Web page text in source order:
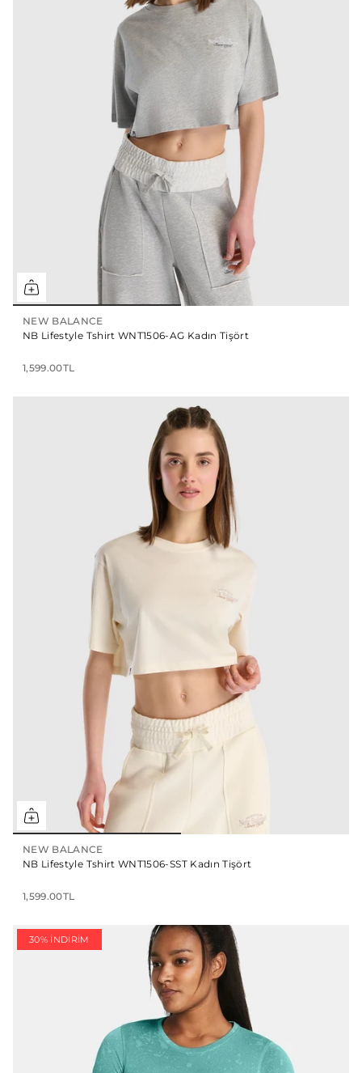
NEW BALANCE
NB Lifestyle Tshirt WNT1506-AG Kadın Tişört
1,599.00TL
NEW BALANCE
NB Lifestyle Tshirt WNT1506-SST Kadın Tişört
1,599.00TL
30% İNDIRIM